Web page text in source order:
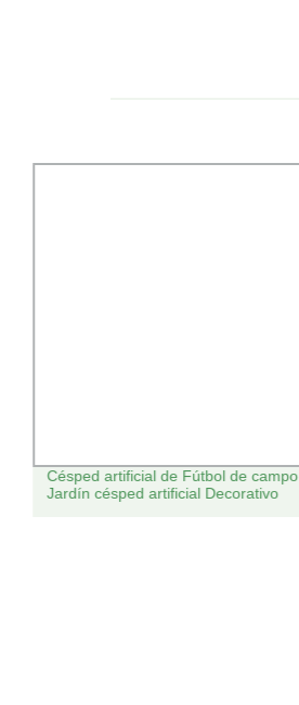
Césped artificial de Fútbol de campo
Jardín césped artificial Decorativo